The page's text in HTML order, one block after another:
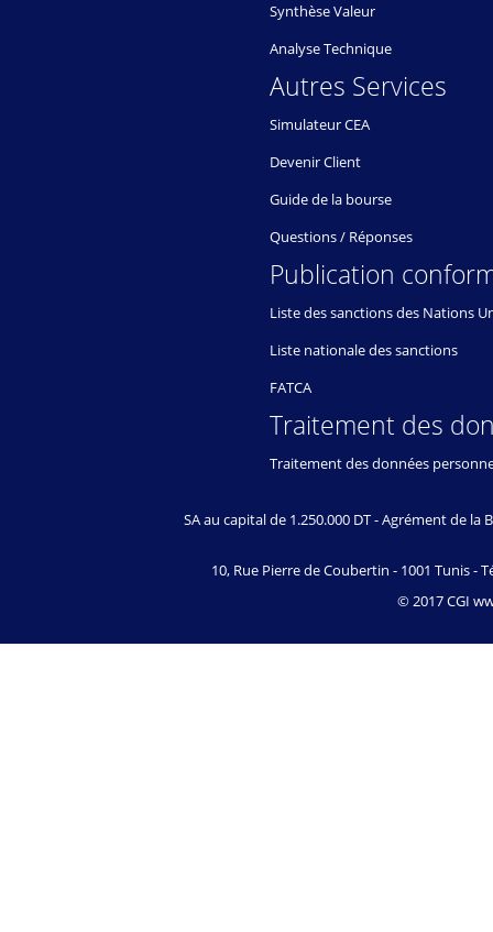
Synthèse Valeur
Analyse Technique
Autres Services
Simulateur CEA
Devenir Client
Guide de la bourse
Questions / Réponses
Publication
Liste des sanctions des Nations
Liste nationale des sanctions
FATCA
Traitement des
Traitement des données
SA au capital de 1.250.000 DT - Agrément de la
10, Rue Pierre de Coubertin - 1001 Tunis -
© 2017 CGI